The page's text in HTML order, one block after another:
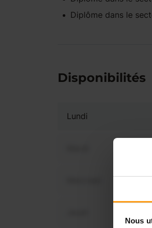
Nous
Diplôme dans le
Disponibilités
Lundi